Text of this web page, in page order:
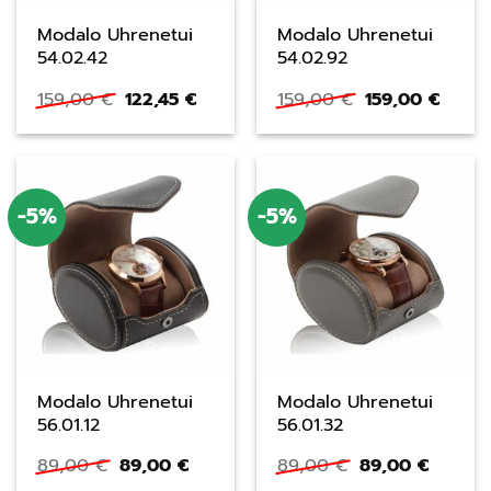
Modalo Uhrenetui
54.02.42
159,00€ Ursprünglicher
Preis
war:
122,45€Aktueller
ist:
Modalo Uhrenetui
54.02.92
159,00€
Preis
war:
159,00€
ist:
-5%
Modalo Uhrenetui
56.01.12
89,00€ Ursprünglicher
Preis
89,00€Aktueller
-5%
Modalo Uhrenetui
56.01.32
89,00€ Ursprünglicher
Preis
89,00€